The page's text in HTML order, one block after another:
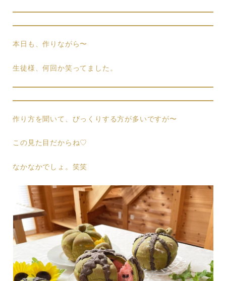
本日も、作りながら〜
生徒様、何回か笑ってました。
作り方を聞いて、びっくりする方が多いですが〜
この見た目だからね♡
なかなかでしょ。笑笑